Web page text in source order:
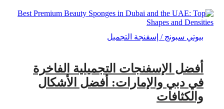
بيوتي سبونج / إسفنجة التجميل
أفضل الإسفنجات التجميلية الفاخرة
في دبي والإمارات: أفضل الأشكال
والكثافات